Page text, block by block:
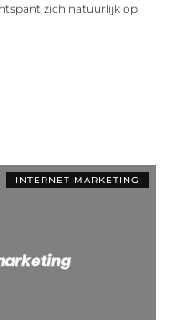
zich natuurlijk op
INTERNET MARKETING